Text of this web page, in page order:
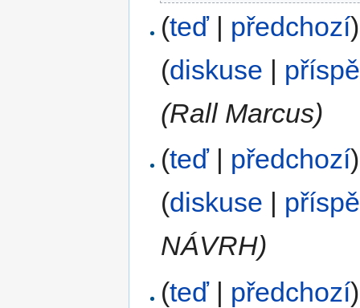
(teď| předchozí)
(diskuse |
(Rall Marcus)
(teď| předchozí)
(diskuse |
NÁVRH)
(teď| předchozí)